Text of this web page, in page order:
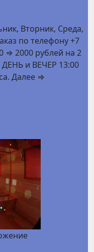
Вторник, Среда,
телефону +7
⇒ 2000 рублей на 2
ДЕНЬ и ВЕЧЕР 13:00
Далее ⇒